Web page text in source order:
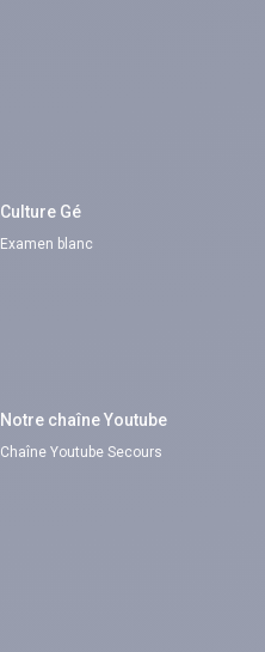
Culture Gé
Examen blanc
Notre chaîne Youtube
Chaîne Youtube Secours